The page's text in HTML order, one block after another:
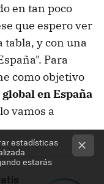
en tan poco
que espero ver
tabla, y con una
Para
como objetivo
en España
vamos a
estadísticas
estarás